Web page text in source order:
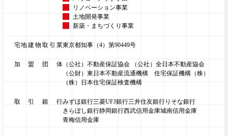
リノベーション事業
土地開発事業
新築・まちづくり事業
宅地建物取引業東京都知事（4）第90449号
加盟団体（公社）不動産保証協会 （公社）全日本不動産協会
（公財）東日本不動産流通機構 住宅保証機構（株）
（株）日本住宅保証検査機構
取引銀行みずほ銀行三菱UFJ銀行三井住友銀行りそな銀行
きらぼし銀行静岡銀行西武信用金庫城南信用金庫
青梅信用金庫